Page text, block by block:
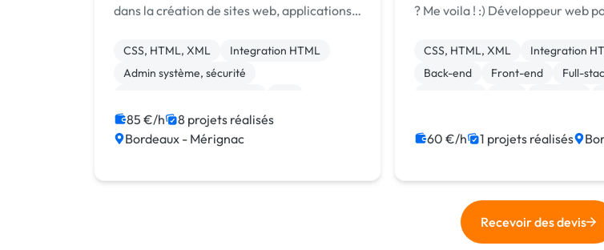
dans la création de sites web, applications
CSS, HTML, XML
Integration HTML
Admin système, sécurité
Base de données
Front-end
JavaScript
MySQL
85 €/h
8 projets réalisés
Bordeaux - Mérignac
? Me voila ! :) Développeur web polyvalent
Wordpress) depuis maintenant 5
travaillé sur des projets variés -
CSS, HTML, XML
Integration
Back-end
Front-end
Full-
60 €/h 1 projets réalisés
Recevoir des devis